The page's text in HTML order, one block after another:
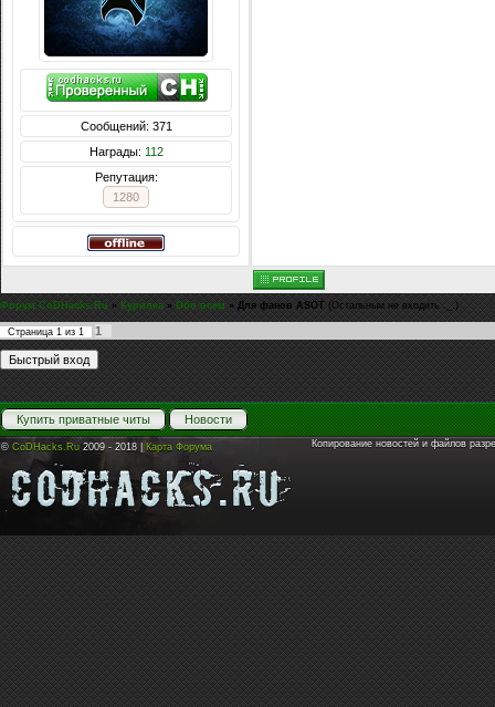
Сообщений: 371
Награды: 112
Репутация:
1280
Форум CoDHacks.Ru » Курилка » Обо всем » Для фанов ASOT (Остальным не входить ._.)
Страница 1 из 1 1
Купить приватные читы Новости
© CoDHacks.Ru 2009 - 2018 | Карта Форума Копирование новостей и файлов